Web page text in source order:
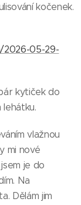
kočenek.
2026-05-29-
kytiček do
lehátku.
vlažnou
mi nové
je do
Na
Dělám jim